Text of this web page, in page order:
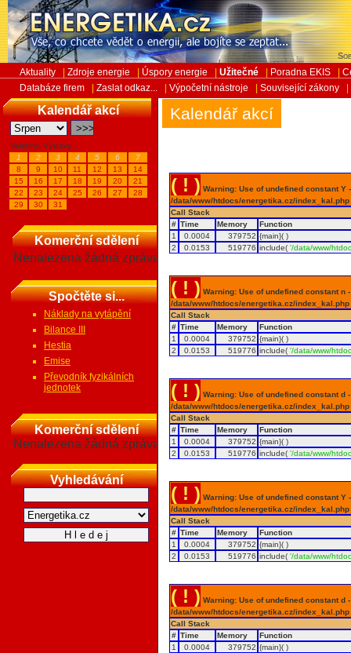
Aktuality Zdroje energie Úspory energie Užitečné Poradna EKIS
Databáze firem
Zaslat odkaz... Výpočetní nástroje Související zákony
Kalendář akcí
Veletrhy, Výstavy...
1
2 3 4 5 6
7
8
9 10 11 12 13
14
15
16 17 18 19 20
21
22
23 24 25 26 27
28
29
30 31
Komerční sdělení
Nenalezena žádná zpráva
Spočtěte si...
Náklady na vytápění
Bilance III
Hestia
Emise
Převodník fyzikálních
jednotek
Komerční sdělení
Nenalezena žádná zpráva
Vyhledávání
Kalendář akcí
( ! ) Warning: Use of undefined constant
/data/www/htdocs/energetika.cz/
Call Stack
# Time Memory
Function
1
0.0004 379752 {main}( )
2
0.0153 519776 include('/data/www/
( ! ) Warning: Use of undefined constant
/data/www/htdocs/energetika.cz/
Call Stack
# Time Memory
Function
1
0.0004 379752 {main}( )
2
0.0153 519776 include('/data/www/
( ! ) Warning: Use of undefined constant
/data/www/htdocs/energetika.cz/
Call Stack
# Time Memory
Function
1
0.0004 379752 {main}( )
2
0.0153 519776 include('/data/www/
( ! ) Warning: Use of undefined constant
/data/www/htdocs/energetika.cz/
Call Stack
# Time Memory
Function
1
0.0004 379752 {main}( )
2
0.0153 519776 include('/data/www/
( ! ) Warning: Use of undefined constant
/data/www/htdocs/energetika.cz/
Call Stack
# Time Memory
Function
1
0.0004 379752 {main}( )